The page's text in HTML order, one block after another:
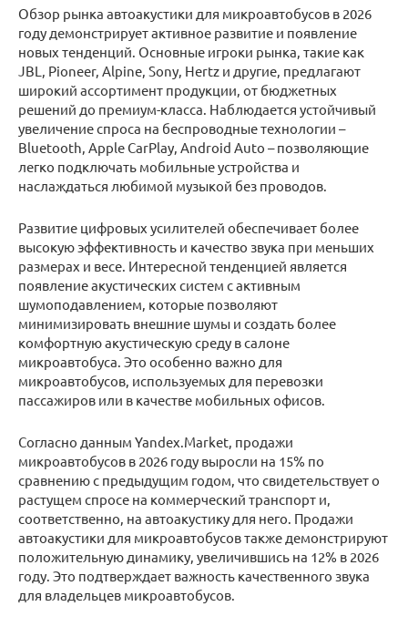
Обзор рынка автоакустики для микроавтобусов в 2026
году демонстрирует активное развитие и появление
новых тенденций. Основные игроки рынка, такие как
JBL, Pioneer, Alpine, Sony, Hertz и другие, предлагают
широкий ассортимент продукции, от бюджетных
решений до премиум-класса. Наблюдается устойчивый
увеличение спроса на беспроводные технологии –
Bluetooth, Apple CarPlay, Android Auto – позволяющие
легко подключать мобильные устройства и
наслаждаться любимой музыкой без проводов.
Развитие цифровых усилителей обеспечивает более
высокую эффективность и качество звука при меньших
размерах и весе. Интересной тенденцией является
появление акустических систем с активным
шумоподавлением, которые позволяют
минимизировать внешние шумы и создать более
комфортную акустическую среду в салоне
микроавтобуса. Это особенно важно для
микроавтобусов, используемых для перевозки
пассажиров или в качестве мобильных офисов.
Согласно данным Yandex.Market, продажи
микроавтобусов в 2026 году выросли на 15% по
сравнению с предыдущим годом, что свидетельствует о
растущем спросе на коммерческий транспорт и,
соответственно, на автоакустику для него. Продажи
автоакустики для микроавтобусов также демонстрируют
положительную динамику, увеличившись на 12% в 2026
году. Это подтверждает важность качественного звука
для владельцев микроавтобусов.